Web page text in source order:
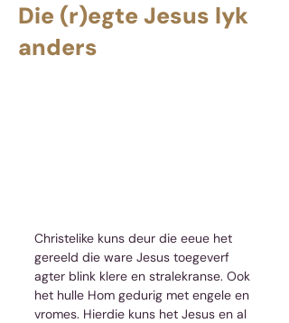
Die (r)egte Jesus lyk
anders
Christelike kuns deur die eeue het
gereeld die ware Jesus toegeverf
agter blink klere en stralekranse. Ook
het hulle Hom gedurig met engele en
vromes. Hierdie kuns het Jesus en al